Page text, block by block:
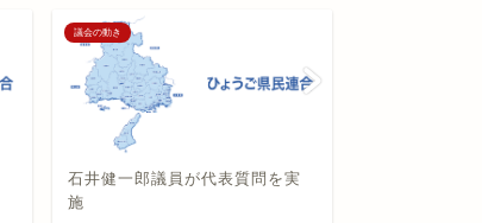
議会の動き
石井健一郎議員が代表質問を実
施